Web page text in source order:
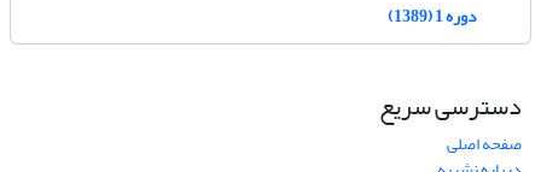
دوره 1 (1389)
دسترسی سریع
صفحه اصلی